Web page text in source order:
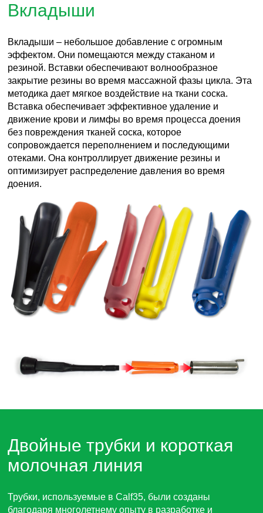
Вкладыши
Вкладыши – небольшое добавление с огромным
эффектом. Они помещаются между стаканом и
резиной. Вставки обеспечивают волнообразное
закрытие резины во время массажной фазы цикла. Эта
методика дает мягкое воздействие на ткани соска.
Вставка обеспечивает эффективное удаление и
движение крови и лимфы во время процесса доения
без повреждения тканей соска, которое
сопровождается переполнением и последующими
отеками. Она контроллирует движение резины и
оптимизирует распределение давления во время
доения.
Двойные трубки и короткая
молочная линия
Трубки, используемые в Calf35, были созданы
благодаря многолетнему опыту в разработке и